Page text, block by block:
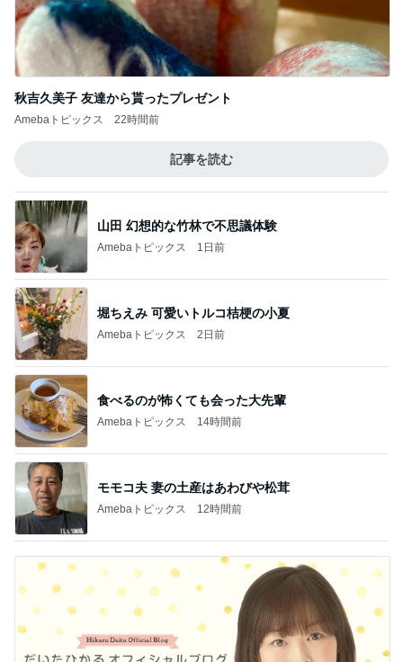
秋吉久美子 友達から貰ったプレゼント
Amebaトピックス 22時間前
記事を読む
山田 幻想的な竹林で不思議体験
Amebaトピックス 1日前
堀ちえみ 可愛いトルコ桔梗の小夏
Amebaトピックス 2日前
食べるのが怖くても会った大先輩
Amebaトピックス 14時間前
モモコ夫 妻の土産はあわびや松茸
Amebaトピックス 12時間前